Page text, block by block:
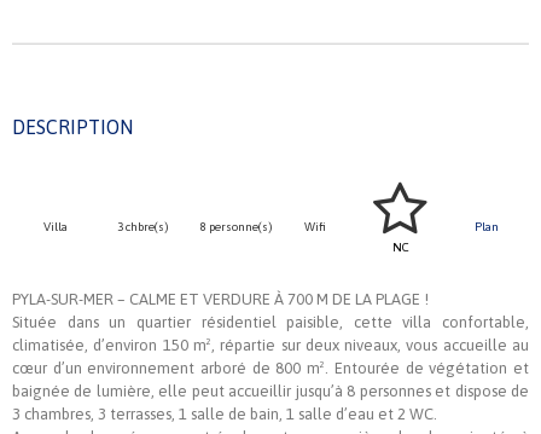
DESCRIPTION
Villa 3 chbre(s) 8 personne(s)
Wifi
NC
Plan
PYLA-SUR-MER – CALME ET VERDURE À 700 M DE LA PLAGE !
Située dans un quartier résidentiel paisible, cette villa confortable,
climatisée, d’environ 150 m², répartie sur deux niveaux, vous accueille au
cœur d’un environnement arboré de 800 m². Entourée de végétation et
baignée de lumière, elle peut accueillir jusqu’à 8 personnes et dispose de
3 chambres, 3 terrasses, 1 salle de bain, 1 salle d’eau et 2 WC.